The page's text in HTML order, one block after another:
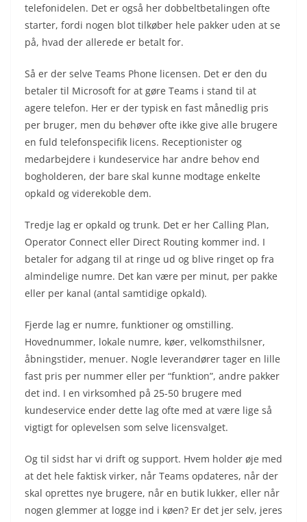
telefonidelen. Det er også her dobbeltbetalingen ofte
starter, fordi nogen blot tilkøber hele pakker uden at se
på, hvad der allerede er betalt for.
Så er der selve Teams Phone licensen. Det er den du
betaler til Microsoft for at gøre Teams i stand til at
agere telefon. Her er der typisk en fast månedlig pris
per bruger, men du behøver ofte ikke give alle brugere
en fuld telefonspecifik licens. Receptionister og
medarbejdere i kundeservice har andre behov end
bogholderen, der bare skal kunne modtage enkelte
opkald og viderekoble dem.
Tredje lag er opkald og trunk. Det er her Calling Plan,
Operator Connect eller Direct Routing kommer ind. I
betaler for adgang til at ringe ud og blive ringet op fra
almindelige numre. Det kan være per minut, per pakke
eller per kanal (antal samtidige opkald).
Fjerde lag er numre, funktioner og omstilling.
Hovednummer, lokale numre, køer, velkomsthilsner,
åbningstider, menuer. Nogle leverandører tager en lille
fast pris per nummer eller per “funktion”, andre pakker
det ind. I en virksomhed på 25-50 brugere med
kundeservice ender dette lag ofte med at være lige så
vigtigt for oplevelsen som selve licensvalget.
Og til sidst har vi drift og support. Hvem holder øje med
at det hele faktisk virker, når Teams opdateres, når der
skal oprettes nye brugere, når en butik lukker, eller når
nogen glemmer at logge ind i køen? Er det jer selv, jeres